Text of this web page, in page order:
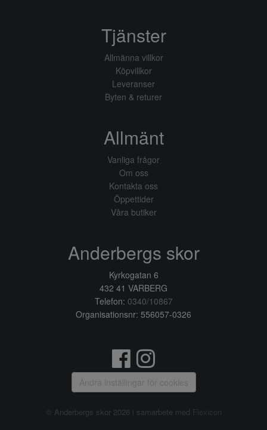
Tjänster
Allmänna villkor
Köpvillkor
Leveranser
Byten & returer
Allmänt
Vanliga frågor
Om oss
Kontakta oss
Öppettider
Våra butiker
Anderbergs skor
Kyrkogatan 6
432 41 VARBERG
Telefon: 0340/10867
Organisationsnr: 556057-0326
Ändra inställingar för cookies
© Anderbergs skor 2026 i samarbete med Flexicon